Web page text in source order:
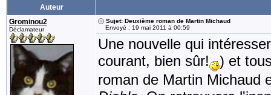
Auteur
Grominou2
Déclamateur
Sujet: Deuxième roman de Martin Michaud
Envoyé : 19 mai 2011 à 00:59
Une nouvelle qui
courant, bien sûr!
) et
roman de Martin Michaud